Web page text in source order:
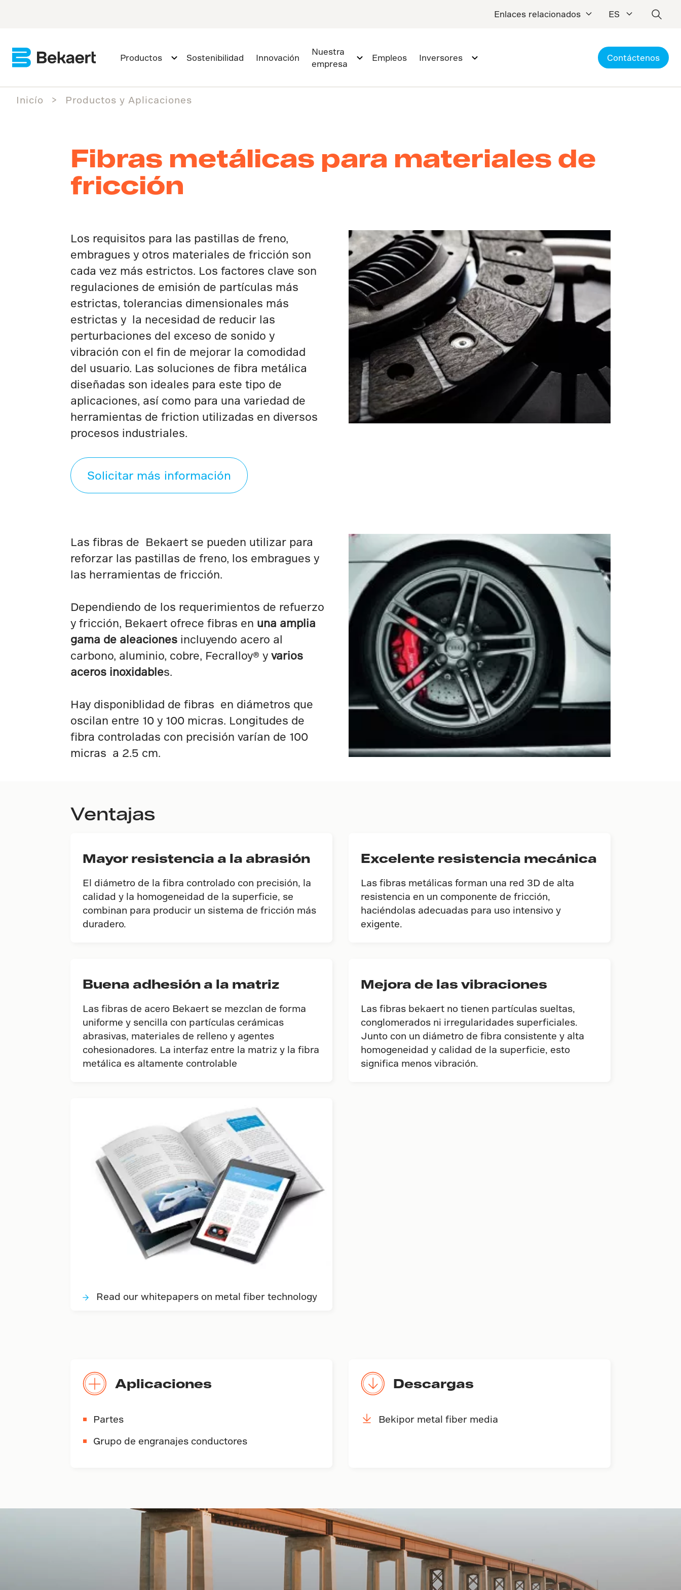
Enlaces relacionados ES
Productos Sostenibilidad Innovación
Nuestra
empresa
Empleos Inversores Contáctenos
Inicío Productos y Aplicaciones
Fibras metálicas para materiales de
fricción
Los requisitos para las pastillas de freno,
embragues y otros materiales de fricción son
cada vez más estrictos. Los factores clave son
regulaciones de emisión de partículas más
estrictas, tolerancias dimensionales más
estrictas y la necesidad de reducir las
perturbaciones del exceso de sonido y
vibración con el fin de mejorar la comodidad
del usuario. Las soluciones de fibra metálica
diseñadas son ideales para este tipo de
aplicaciones, así como para una variedad de
herramientas de friction utilizadas en diversos
procesos industriales.
Solicitar más información
Las fibras de Bekaert se pueden utilizar para
reforzar las pastillas de freno, los embragues y
las herramientas de fricción.
Dependiendo de los requerimientos de refuerzo
y fricción, Bekaert ofrece fibras en una amplia
gama de aleacionesincluyendo acero al
carbono, aluminio, cobre, Fecralloy® y varios
aceros inoxidables.
Hay disponiblidad de fibras en diámetros que
oscilan entre 10 y 100 micras. Longitudes de
fibra controladas con precisión varían de 100
micras a 2.5 cm.
Ventajas
Mayor resistencia a la abrasión
El diámetro de la fibra controlado con precisión, la
calidad y la homogeneidad de la superficie, se
combinan para producir un sistema de fricción más
duradero.
Excelente resistencia mecánica
Las fibras metálicas forman una red 3D de alta
resistencia en un componente de fricción,
haciéndolas adecuadas para uso intensivo y
exigente.
Buena adhesión a la matriz
Las fibras de acero Bekaert se mezclan de forma
uniforme y sencilla con partículas cerámicas
abrasivas, materiales de relleno y agentes
cohesionadores. La interfaz entre la matriz y la fibra
metálica es altamente controlable
Mejora de las vibraciones
Las fibras bekaert no tienen partículas sueltas,
conglomerados ni irregularidades superficiales.
Junto con un diámetro de fibra consistente y alta
homogeneidad y calidad de la superficie, esto
significa menos vibración.
Read our whitepapers on metal fiber technology
Aplicaciones
Partes
Grupo de engranajes conductores
Descargas
Bekipor metal fiber media